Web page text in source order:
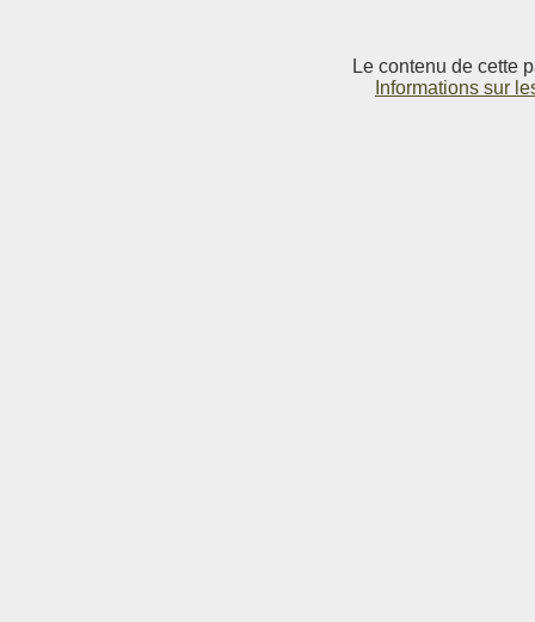
Le contenu de cette
Informations sur